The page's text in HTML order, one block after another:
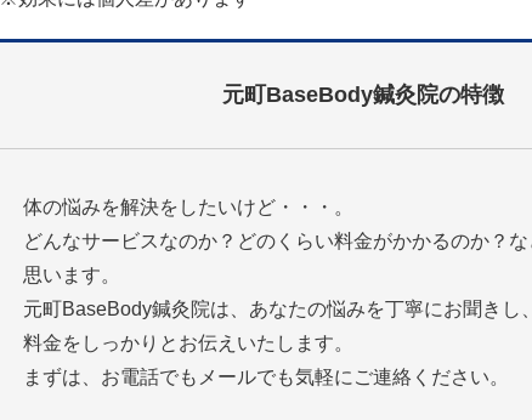
元町BaseBody鍼灸院の特徴
体の悩みを解決をしたいけど・・・。
どんなサービスなのか？どのくらい料金がかかるのか？
思います。
元町BaseBody鍼灸院は、あなたの悩みを丁寧にお聞きし
料金をしっかりとお伝えいたします。
まずは、お電話でもメールでも気軽にご連絡ください。